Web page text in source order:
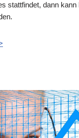
stattfindet, dann kann